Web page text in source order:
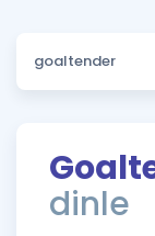
ÖSYM
dinle